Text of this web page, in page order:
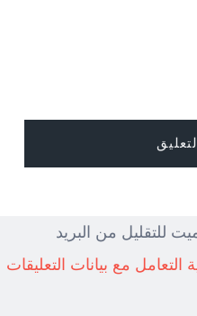
للتقليل من البريد
مع بيانات التعليقات